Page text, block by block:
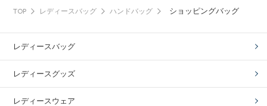
TOP レディースバッグ ハンドバッグ ショッピングバッグ
レディースバッグ
レディースグッズ
レディースウェア